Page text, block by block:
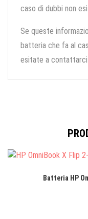
caso di dubbi non
Se queste
batteria che fa al
esitate a
Batteria HP